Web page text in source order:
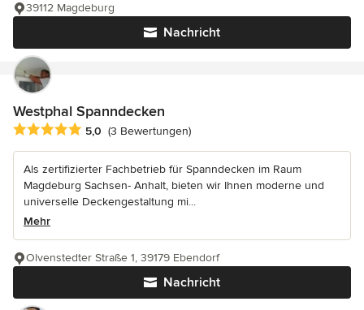
Nachricht
39112 Magdeburg
Westphal Spanndecken
Durchschnittliche Bewertung: 5 von 5 Sternen
5,0 (3 Bewertungen)
Als zertifizierter Fachbetrieb für Spanndecken im Raum
Magdeburg Sachsen- Anhalt, bieten wir Ihnen moderne und
universelle Deckengestaltung mi...
Mehr
Nachricht
Olvenstedter Straße 1, 39179 Ebendorf